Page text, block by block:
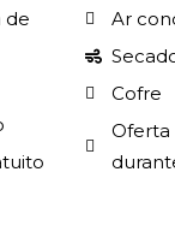
de
Ar
Cofre
Oferta